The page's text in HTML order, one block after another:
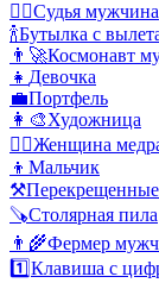
👨‍⚖️Судья мужчина
🍾Бутылка с
👨‍🚀Космонавт
👧 Девочка
💼Портфель
👩‍🎨Художница
👩‍⚕️Женщина
👦 Мальчик
⚒️
🪚Столярная пила
👨‍🌾Фермер
1️⃣Клавиша с